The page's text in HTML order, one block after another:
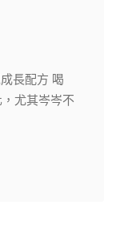
長配方 喝
尤其岑岑不